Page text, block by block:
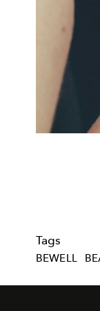
Tags
BEWELL